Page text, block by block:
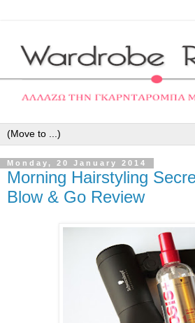
Monday, 20 January 2014
Morning Hairstyling
Blow & Go Review